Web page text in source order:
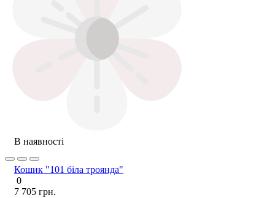
В наявності
Кошик "101 біла троянда"
0
7 705 грн.